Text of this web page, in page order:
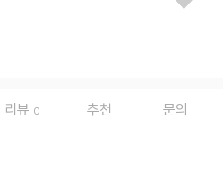
리뷰 0 추천 문의